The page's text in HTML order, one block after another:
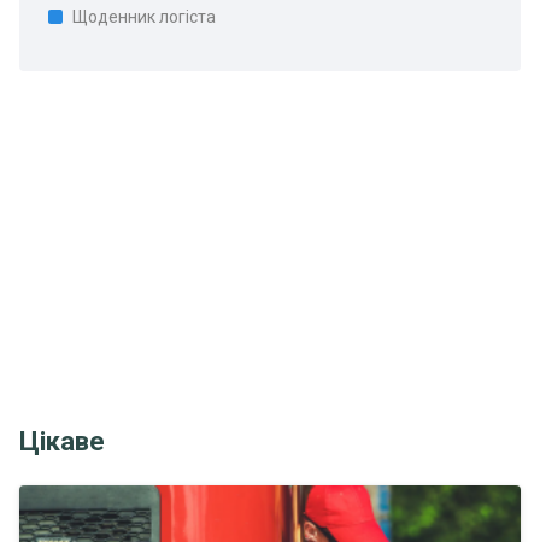
Щоденник логіста
Цікаве